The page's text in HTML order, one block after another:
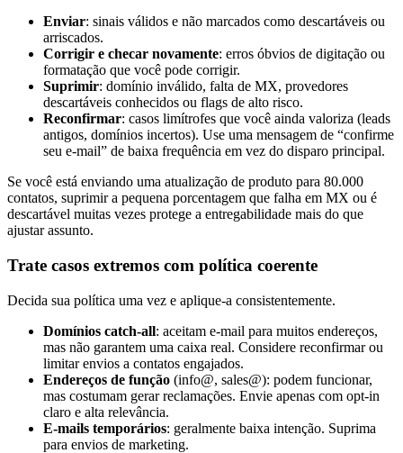
Enviar: sinais válidos e não marcados como descartáveis ou
arriscados.
Corrigir e checar novamente: erros óbvios de digitação ou
formatação que você pode corrigir.
Suprimir: domínio inválido, falta de MX, provedores
descartáveis conhecidos ou flags de alto risco.
Reconfirmar: casos limítrofes que você ainda valoriza (leads
antigos, domínios incertos). Use uma mensagem de “confirme
seu e-mail” de baixa frequência em vez do disparo principal.
Se você está enviando uma atualização de produto para 80.000
contatos, suprimir a pequena porcentagem que falha em MX ou é
descartável muitas vezes protege a entregabilidade mais do que
ajustar assunto.
Trate casos extremos com política coerente
Decida sua política uma vez e aplique-a consistentemente.
Domínios catch-all: aceitam e-mail para muitos endereços,
mas não garantem uma caixa real. Considere reconfirmar ou
limitar envios a contatos engajados.
Endereços de função (info@, sales@): podem funcionar,
mas costumam gerar reclamações. Envie apenas com opt-in
claro e alta relevância.
E-mails temporários: geralmente baixa intenção. Suprima
para envios de marketing.